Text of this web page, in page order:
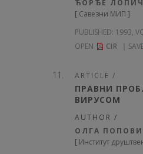
ЋОРЂЕ
[ Савезни МИП ]
PUBLISHED: 1993,
OPEN
CIR
ARTICLE /
ПРАВНИ
ВИРУСОМ
AUTHOR /
ОЛГА
[ Институт